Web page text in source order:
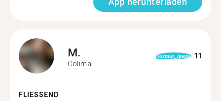
M.
Colima
format_quote 11
FLIESSEND